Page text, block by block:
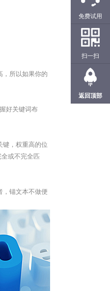
，所以如果你的
好关键词布
键，权重高的位
或不完全匹
，锚文本不做便
免费试用
扫一扫
返回顶部